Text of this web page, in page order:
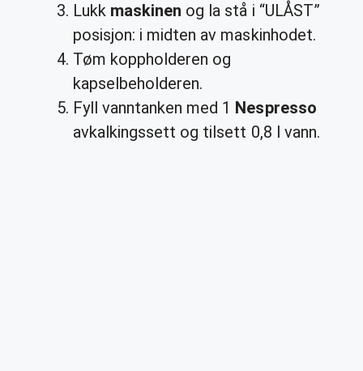
Lukk maskinen og la stå i “ULÅST”
posisjon: i midten av maskinhodet.
Tøm koppholderen og
kapselbeholderen.
Fyll vanntanken med 1 Nespresso
avkalkingssett og tilsett 0,8 l vann.